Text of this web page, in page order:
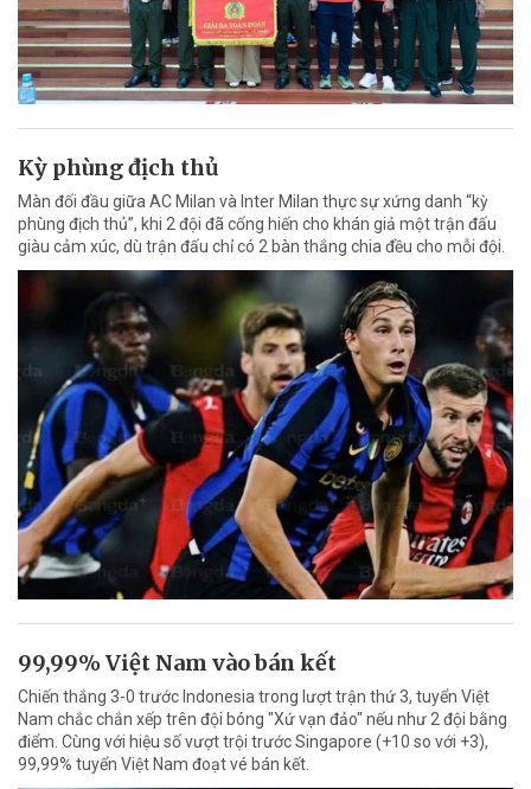
Kỳ phùng địch thủ
Màn đối đầu giữa AC Milan và Inter Milan thực sự xứng danh “kỳ
phùng địch thủ”, khi 2 đội đã cống hiến cho khán giả một trận đấu
giàu cảm xúc, dù trận đấu chỉ có 2 bàn thắng chia đều cho mỗi đội.
99,99% Việt Nam vào bán kết
Chiến thắng 3-0 trước Indonesia trong lượt trận thứ 3, tuyển Việt
Nam chắc chắn xếp trên đội bóng "Xứ vạn đảo" nếu như 2 đội bằng
điểm. Cùng với hiệu số vượt trội trước Singapore (+10 so với +3),
99,99% tuyển Việt Nam đoạt vé bán kết.